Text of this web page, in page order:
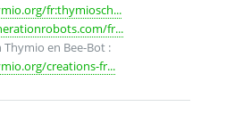
fr:thymiosch...
fr...
en Bee-Bot :
creations-fr...